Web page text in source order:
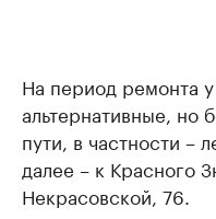
На период ремонта
альтернативные, но
пути, в частности –
далее – к Красного
Некрасовской, 76.